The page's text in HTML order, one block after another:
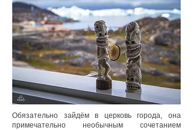
Обязательно зайдём в церковь города, она
примечательно необычным сочетанием